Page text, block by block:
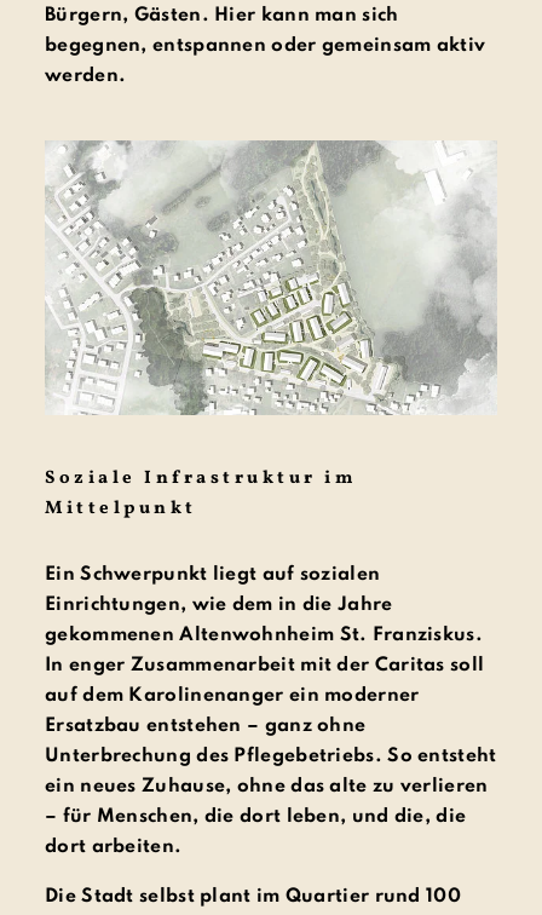
Bürgern, Gästen. Hier kann man sich
begegnen, entspannen oder gemeinsam aktiv
werden.
Soziale Infrastruktur im
Mittelpunkt
Ein Schwerpunkt liegt auf sozialen
Einrichtungen, wie dem in die Jahre
gekommenen Altenwohnheim St. Franziskus.
In enger Zusammenarbeit mit der Caritas soll
auf dem Karolinenanger ein moderner
Ersatzbau entstehen – ganz ohne
Unterbrechung des Pflegebetriebs. So entsteht
ein neues Zuhause, ohne das alte zu verlieren
– für Menschen, die dort leben, und die, die
dort arbeiten.
Die Stadt selbst plant im Quartier rund 100